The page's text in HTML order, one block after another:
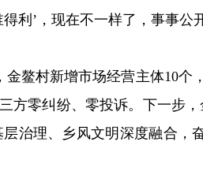
利’，现在不一样了，事事公
鳌村新增市场经营主体10个
方零纠纷、零投诉。下一步
治理、乡风文明深度融合，